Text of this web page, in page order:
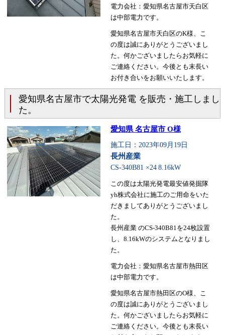
電力会社：愛知県名古屋市天白区
は中部電力です。
愛知県名古屋市天白区のK様、こ
の度は誠にありがとうございまし
た。何かございましたらお気軽に
ご連絡ください。今後とも末長い
お付き合いをお願いいたします。
愛知県名古屋市で太陽光発電 を販売・施工しまし
た。
愛知県 名古屋市 O様
施工日：2023年09月19日
長州産業
CS-340B81 ×24 8.16kW
この度は太陽光発電最安値発掘隊
yh株式会社に施工のご用命をいた
だきましてありがとうございまし
た。
長州産業 のCS-340B81を24枚設置
し、8.16kWのシステムとなりまし
た。
電力会社：愛知県名古屋市熱田区
は中部電力です。
愛知県名古屋市熱田区のO様、こ
の度は誠にありがとうございまし
た。何かございましたらお気軽に
ご連絡ください。今後とも末長い